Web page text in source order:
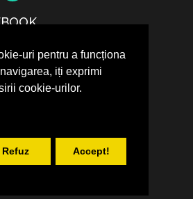
uri pentru a funcționa
iți exprimi
cookie-urilor.
Refuz Accept!